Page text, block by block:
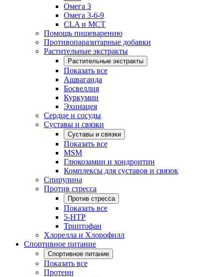
Омега 3
Омега 3-6-9
CLA и MCT
Помощь пищеварению
Противопаразитарные добавки
Растительные экстракты
Растительные экстракты
Показать все
Ашваганда
Босвеллия
Куркумин
Эхинацея
Сердце и сосуды
Суставы и связки
Суставы и связки
Показать все
MSM
Глюкозамин и хондроитин
Комплексы для суставов и связок
Спирулина
Против стресса
Против стресса
Показать все
5-HTP
Триптофан
Хлорелла и Хлорофилл
Спортивное питание
Спортивное питание
Показать все
Протеин